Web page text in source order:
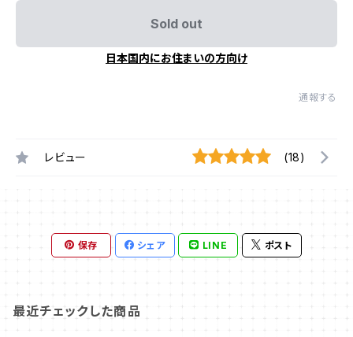
Sold out
日本国内にお住まいの方向け
通報する
レビュー (18)
保存 シェア LINE ポスト
最近チェックした商品